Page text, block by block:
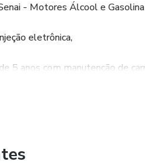
- Motores Álcool e Gasolina
eletrônica,
5 anos com manutenção de
e BMW e tive contato com